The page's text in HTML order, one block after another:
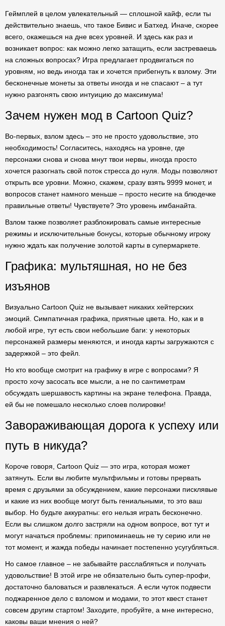
Геймплей в целом увлекательный — сплошной кайф, если ты
действительно знаешь, что такое Бивис и Батхед. Иначе, скорее
всего, окажешься на дне всех уровней. И здесь как раз и
возникает вопрос: как можно легко затащить, если застреваешь
на сложных вопросах? Игра предлагает продвигаться по
уровням, но ведь иногда так и хочется прибегнуть к взлому. Эти
бесконечные монеты за ответы иногда и не спасают – а тут
нужно разгонять свою интуицию до максимума!
Зачем нужен мод в Cartoon Quiz?
Во-первых, взлом здесь – это не просто удовольствие, это
необходимость! Согласитесь, находясь на уровне, где
персонажи снова и снова мнут твои нервы, иногда просто
хочется разогнать свой поток стресса до нуля. Моды позволяют
открыть все уровни. Можно, скажем, сразу взять 9999 монет, и
вопросов станет намного меньше – просто несите на блюдечке
правильные ответы! Чувствуете? Это уровень имбанайта.
Взлом также позволяет разблокировать самые интересные
режимы и исключительные бонусы, которые обычному игроку
нужно ждать как получение золотой карты в супермаркете.
Графика: мультяшная, но не без
изъянов
Визуально Cartoon Quiz не вызывает никаких хейтерских
эмоций. Симпатичная графика, приятные цвета. Но, как и в
любой игре, тут есть свои небольшие баги: у некоторых
персонажей размеры меняются, и иногда карты загружаются с
задержкой – это фейл.
Но кто вообще смотрит на графику в игре с вопросами? Я
просто хочу засосать все мысли, а не по сантиметрам
обсуждать шершавость картины на экране телефона. Правда,
ей бы не помешало несколько слоев полировки!
Завораживающая дорога к успеху или
путь в никуда?
Короче говоря, Cartoon Quiz — это игра, которая может
затянуть. Если вы любите мультфильмы и готовы прервать
время с друзьями за обсуждением, какие персонажи писклявые
и какие из них вообще могут быть гениальными, то это ваш
выбор. Но будьте аккуратны: его нельзя играть бесконечно.
Если вы слишком долго застряли на одном вопросе, вот тут и
могут начаться проблемы: припоминаешь не ту серию или не
тот момент, и жажда победы начинает постепенно усугубляться.
Но самое главное – не забывайте расслабляться и получать
удовольствие! В этой игре не обязательно быть супер-профи,
достаточно баловаться и развлекаться. А если чуток подвести
поджаренное дело с взломом и модами, то этот квест станет
совсем другим стартом! Заходите, пробуйте, а мне интересно,
каковы ваши мнения о ней?